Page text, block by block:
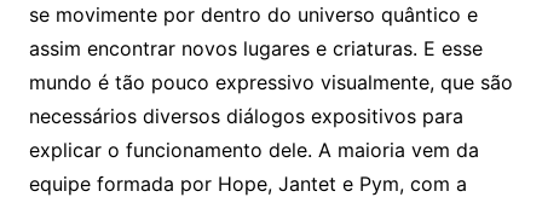
se movimente por dentro do universo quântico e
assim encontrar novos lugares e criaturas. E esse
mundo é tão pouco expressivo visualmente, que são
necessários diversos diálogos expositivos para
explicar o funcionamento dele. A maioria vem da
equipe formada por Hope, Jantet e Pym, com a